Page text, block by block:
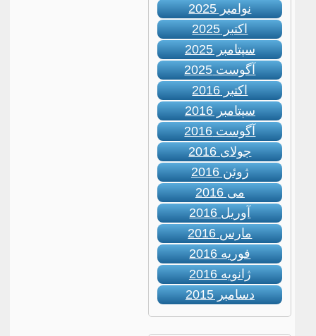
نوامبر 2025
اکتبر 2025
سپتامبر 2025
آگوست 2025
اکتبر 2016
سپتامبر 2016
آگوست 2016
جولای 2016
ژوئن 2016
می 2016
آوریل 2016
مارس 2016
فوریه 2016
ژانویه 2016
دسامبر 2015